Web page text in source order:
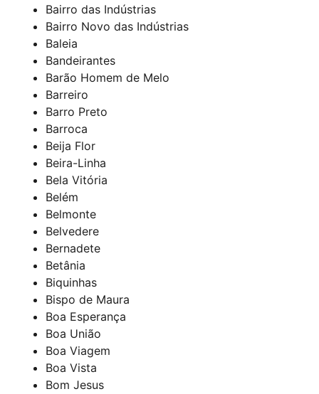
Bairro das Indústrias
Bairro Novo das Indústrias
Baleia
Bandeirantes
Barão Homem de Melo
Barreiro
Barro Preto
Barroca
Beija Flor
Beira-Linha
Bela Vitória
Belém
Belmonte
Belvedere
Bernadete
Betânia
Biquinhas
Bispo de Maura
Boa Esperança
Boa União
Boa Viagem
Boa Vista
Bom Jesus